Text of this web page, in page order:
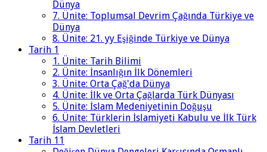
Dünya
7. Ünite: Toplumsal Devrim Çağında Türkiye ve
Dünya
8. Ünite: 21. yy Eşiğinde Türkiye ve Dünya
Tarih 1
1. Ünite: Tarih Bilimi
2. Ünite: İnsanlığın İlk Dönemleri
3. Ünite: Orta Çağ'da Dünya
4. Ünite: İlk ve Orta Çağlarda Türk Dünyası
5. Ünite: İslam Medeniyetinin Doğuşu
6. Ünite: Türklerin İslamiyeti Kabulu ve İlk Türk
İslam Devletleri
Tarih 11